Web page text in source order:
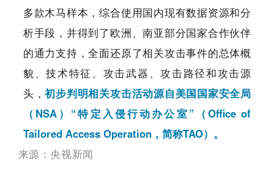
多款木马样本，综合使用国内现有数据资源和分
析手段，并得到了欧洲、南亚部分国家合作伙伴
的通力支持，全面还原了相关攻击事件的总体概
貌、技术特征、攻击武器、攻击路径和攻击源
头，初步判明相关攻击活动源自美国国家安全局
（NSA）“特定入侵行动办公室”（Office of
Tailored Access Operation，简称TAO）。
来源：央视新闻